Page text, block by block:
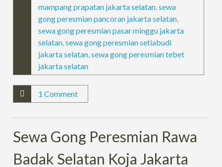
mampang prapatan jakarta selatan,sewa
gong peresmian pancoran jakarta selatan,
sewa gong peresmian pasar minggu jakarta
selatan,sewa gong peresmian setiabudi
jakarta selatan,sewa gong peresmian tebet
jakarta selatan
1 Comment
Sewa Gong Peresmian Rawa
Badak Selatan Koja Jakarta